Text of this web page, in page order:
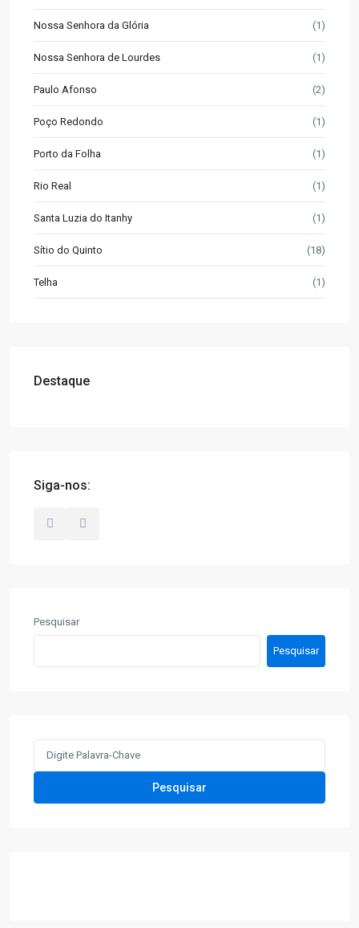
Nossa Senhora da Glória (1)
Nossa Senhora de Lourdes (1)
Paulo Afonso (2)
Poço Redondo (1)
Porto da Folha (1)
Rio Real (1)
Santa Luzia do Itanhy (1)
Sítio do Quinto (18)
Telha (1)
Destaque
Siga-nos:
Pesquisar
Pesquisar
Pesquisar